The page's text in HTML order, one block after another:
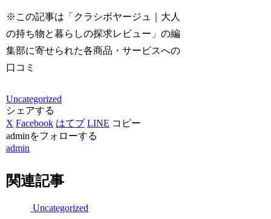
※この記事は「クラシボヤージュ｜大人
の持ち物と暮らしの探求レビュー」の編
集部に寄せられた各商品・サービスへの
口コミ
Uncategorized
シェアする
X Facebook はてブ LINE コピー
adminをフォローする
admin
関連記事
Uncategorized